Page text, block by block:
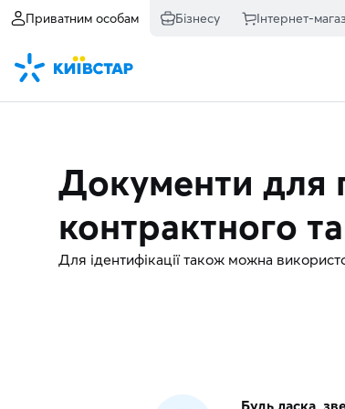
Приватним особам Бізнесу Інтернет-
Документи для
контрактного
Для ідентифікації також можна
Будь ласка,